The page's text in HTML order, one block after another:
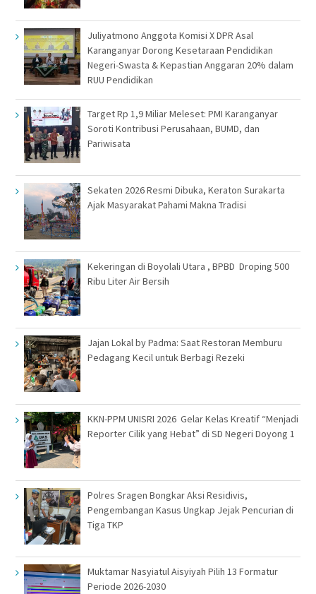
Juliyatmono Anggota Komisi X DPR Asal
Karanganyar Dorong Kesetaraan Pendidikan
Negeri-Swasta & Kepastian Anggaran 20% dalam
RUU Pendidikan
Target Rp 1,9 Miliar Meleset: PMI Karanganyar
Soroti Kontribusi Perusahaan, BUMD, dan
Pariwisata
Sekaten 2026 Resmi Dibuka, Keraton Surakarta
Ajak Masyarakat Pahami Makna Tradisi
Kekeringan di Boyolali Utara , BPBD Droping 500
Ribu Liter Air Bersih
Jajan Lokal by Padma: Saat Restoran Memburu
Pedagang Kecil untuk Berbagi Rezeki
KKN-PPM UNISRI 2026 Gelar Kelas Kreatif “Menjadi
Reporter Cilik yang Hebat” di SD Negeri Doyong 1
Polres Sragen Bongkar Aksi Residivis,
Pengembangan Kasus Ungkap Jejak Pencurian di
Tiga TKP
Muktamar Nasyiatul Aisyiyah Pilih 13 Formatur
Periode 2026-2030